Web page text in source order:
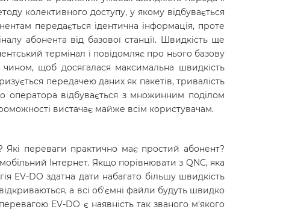
колективного доступу, у якому відбувається
передається ідентична інформація, проте
абонента від базової станції. Швидкість ще
термінал і повідомляє про нього базову
щоб досягалася максимальна швидкість
передачею даних як пакетів, тривалість
оператора відбувається з множинним поділом
вистачає майже всім користувачам.
переваги практично має простий абонент?
Інтернет. Якщо порівнювати з QNC, яка
EV-DO здатна дати набагато більшу швидкість
а всі об'ємні файли будуть швидко
EV-DO є наявність так званого м'якого